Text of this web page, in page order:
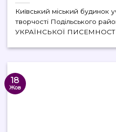
Київський міський будинок
творчості Подільського
УКРАЇНСЬКОЇ
18
Жов